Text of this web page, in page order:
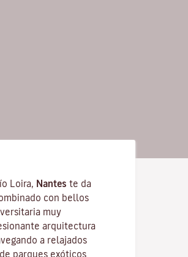
Loira Nantes te da
con bellos
muy
arquitectura
a relajados
parques exóticos